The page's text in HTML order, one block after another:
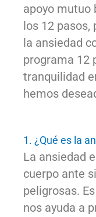
apoyo mutuo
los 12 pasos,
la ansiedad
programa 12
tranquilidad
hemos
1. ¿Qué es la
La ansiedad
cuerpo ante
peligrosas.
nos ayuda a